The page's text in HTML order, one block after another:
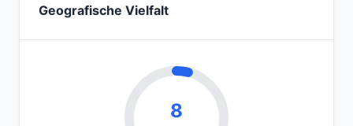
Geografische Vielfalt
8